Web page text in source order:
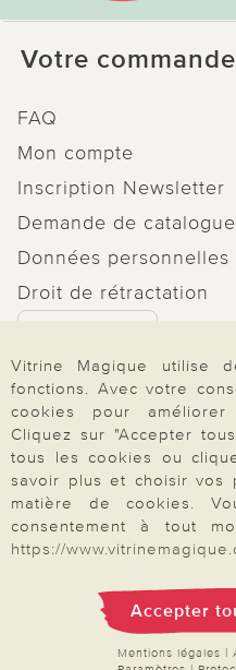
Votre commande
FAQ
Mon compte
Inscription Newsletter
Demande de catalogue
Données personnelles
Droit de rétractation
Paiement &
À propos de
Besoin d'aide?
Vitrine Magique utilise
fonctions. Avec votre
cookies pour
Cliquez sur "Accepter
tous les cookies ou
savoir plus et choisir vos
matière de cookies.
consentement à tout
https://
Accepter
Mentions légales |